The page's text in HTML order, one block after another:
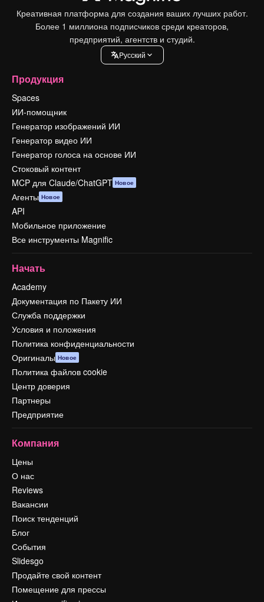
Креативная платформа для создания ваших лучших работ.
Более 1 миллиона подписчиков среди креаторов,
предприятий, агентств и студий.
Pусский
Продукция
Spaces
ИИ-помощник
Генератор изображений ИИ
Генератор видео ИИ
Генератор голоса на основе ИИ
Стоковый контент
MCP для Claude/ChatGPT Новое
Агенты Новое
API
Мобильное приложение
Все инструменты Magnific
Начать
Academy
Документация по Пакету ИИ
Служба поддержки
Условия и положения
Политика конфиденциальности
Оригиналы Новое
Политика файлов cookie
Центр доверия
Партнеры
Предприятие
Компания
Цены
О нас
Reviews
Вакансии
Поиск тенденций
Блог
События
Slidesgo
Продайте свой контент
Помещение для прессы